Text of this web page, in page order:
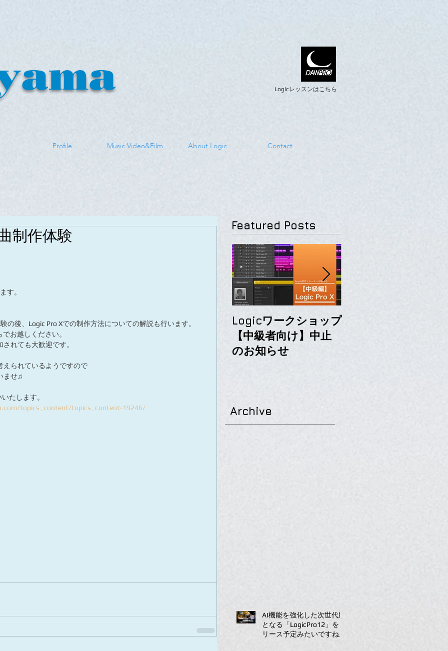
Logicレッスンはこちら
Profile Music Video&Film About Logic Contact
制作体験
す。
の後、Logic Pro Xでの制作方法についての解説も行います。
お越しください。
れても大歓迎です。
えられているようですので
ませ♫
たします。
topics_content/topics_content-19246/
Featured Posts
Logicワークショップ
【中級者向け】中止
のお知らせ
Archive
AI機能を強化した次世代版
となる「LogicPro12」をリ
リース予定みたいですね。